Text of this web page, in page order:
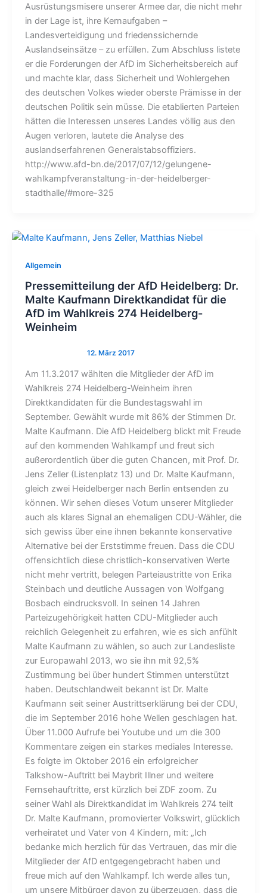
Ausrüstungsmisere unserer Armee dar, die nicht mehr
in der Lage ist, ihre Kernaufgaben –
Landesverteidigung und friedenssichernde
Auslandseinsätze – zu erfüllen. Zum Abschluss listete
er die Forderungen der AfD im Sicherheitsbereich auf
und machte klar, dass Sicherheit und Wohlergehen
des deutschen Volkes wieder oberste Prämisse in der
deutschen Politik sein müsse. Die etablierten Parteien
hätten die Interessen unseres Landes völlig aus den
Augen verloren, lautete die Analyse des
auslandserfahrenen Generalstabsoffiziers.
http://www.afd-bn.de/2017/07/12/gelungene-
wahlkampfveranstaltung-in-der-heidelberger-
stadthalle/#more-325
Allgemein
Pressemitteilung der AfD Heidelberg: Dr.
Malte Kaufmann Direktkandidat für die
AfD im Wahlkreis 274 Heidelberg-
Weinheim
Am 11.3.2017 wählten die Mitglieder der AfD im
Wahlkreis 274 Heidelberg-Weinheim ihren
Direktkandidaten für die Bundestagswahl im
September. Gewählt wurde mit 86% der Stimmen Dr.
Malte Kaufmann. Die AfD Heidelberg blickt mit Freude
auf den kommenden Wahlkampf und freut sich
außerordentlich über die guten Chancen, mit Prof. Dr.
Jens Zeller (Listenplatz 13) und Dr. Malte Kaufmann,
gleich zwei Heidelberger nach Berlin entsenden zu
können. Wir sehen dieses Votum unserer Mitglieder
auch als klares Signal an ehemaligen CDU-Wähler, die
sich gewiss über eine ihnen bekannte konservative
Alternative bei der Erststimme freuen. Dass die CDU
offensichtlich diese christlich-konservativen Werte
nicht mehr vertritt, belegen Parteiaustritte von Erika
Steinbach und deutliche Aussagen von Wolfgang
Bosbach eindrucksvoll. In seinen 14 Jahren
Parteizugehörigkeit hatten CDU-Mitglieder auch
reichlich Gelegenheit zu erfahren, wie es sich anfühlt
Malte Kaufmann zu wählen, so auch zur Landesliste
zur Europawahl 2013, wo sie ihn mit 92,5%
Zustimmung bei über hundert Stimmen unterstützt
haben. Deutschlandweit bekannt ist Dr. Malte
Kaufmann seit seiner Austrittserklärung bei der CDU,
die im September 2016 hohe Wellen geschlagen hat.
Über 11.000 Aufrufe bei Youtube und um die 300
Kommentare zeigen ein starkes mediales Interesse.
Es folgte im Oktober 2016 ein erfolgreicher
Talkshow-Auftritt bei Maybrit Illner und weitere
Fernsehauftritte, erst kürzlich bei ZDF zoom. Zu
seiner Wahl als Direktkandidat im Wahlkreis 274 teilt
Dr. Malte Kaufmann, promovierter Volkswirt, glücklich
verheiratet und Vater von 4 Kindern, mit: „Ich
bedanke mich herzlich für das Vertrauen, das mir die
Mitglieder der AfD entgegengebracht haben und
freue mich auf den Wahlkampf. Ich werde alles tun,
um unsere Mitbürger davon zu überzeugen, dass die